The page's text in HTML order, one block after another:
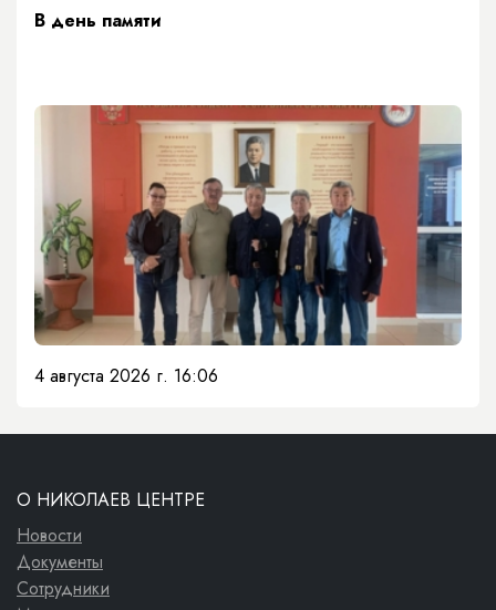
​В день памяти
4 августа 2026 г. 16:06
О НИКОЛАЕВ ЦЕНТРЕ
Новости
Документы
Сотрудники